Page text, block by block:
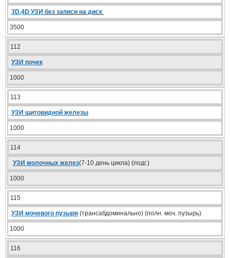
3D,4D УЗИ без записи на диск
3500
112
УЗИ почек
1000
113
УЗИ щитовидной железы
1000
114
УЗИ молочных желез(7-10 день цикла) (подг.)
1000
115
УЗИ мочевого пузыря (трансабдоминально) (полн. моч. пузырь)
1000
116